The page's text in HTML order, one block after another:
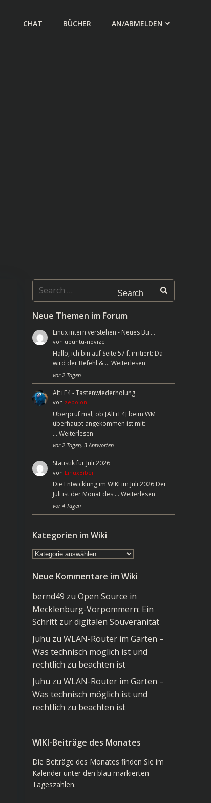
CHAT BÜCHER AN/ABMELDEN
Search
for:
Neue Themen im Forum
Linux intern verstehen - Neues Bu …
von ubuntu-novize
Hallo, ich bin auf Seite 57 f. irritiert: Da
wird der Befehl & … Weiterlesen
vor 2 Tagen
Alt+F4 - Tastenwiederholung
von zebolon
Überprüf mal, ob [Alt+F4] beim WM
überhaupt angekommen ist mit:
… Weiterlesen
vor 2 Tagen, 3 Antworten
Statistik für Juli 2026
von LinuxBiber
Die Entwicklung im WIKI im Juli 2026 Der
Juli ist der Monat des … Weiterlesen
vor 4 Tagen
Kategorien im Wiki
Kategorien
Wiki
Neue Kommentare im Wiki
bernd49 zu Open Source in
Mecklenburg-Vorpommern: Ein
Schritt zur digitalen Souveränität
Juhu zu WLAN-Router im Garten –
Was technisch möglich ist und
rechtlich zu beachten ist
Juhu zu WLAN-Router im Garten –
Was technisch möglich ist und
rechtlich zu beachten ist
WIKI-Beiträge des Monates
Die Beiträge des Monates finden Sie im
Kalender unter den blau markierten
Tageszahlen.